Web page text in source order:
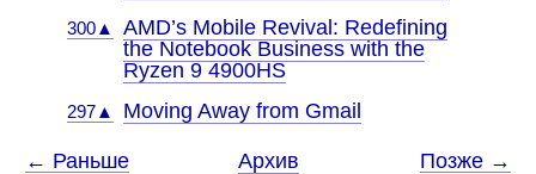
300▲
AMD’s Mobile Revival: Redefining
the Notebook Business with the
Ryzen 9 4900HS
297▲ Moving Away from Gmail
← Раньше Архив Позже →